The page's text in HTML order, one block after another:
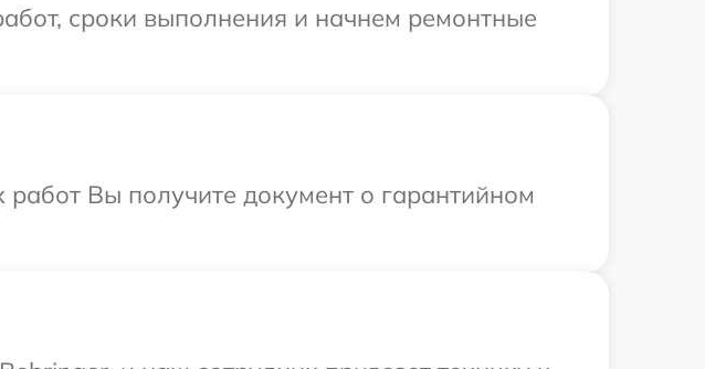
сроки выполнения и начнем ремонтные
Вы получите документ о гарантийном